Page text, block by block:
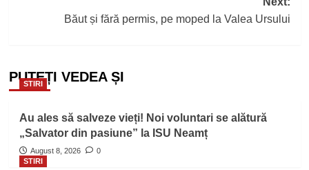
Băut și fără permis, pe moped la Valea Ursului
PUTEȚI VEDEA ȘI
STIRI
Au ales să salveze vieți! Noi voluntari se alătură
„Salvator din pasiune” la ISU Neamț
August 8, 2026
0
STIRI